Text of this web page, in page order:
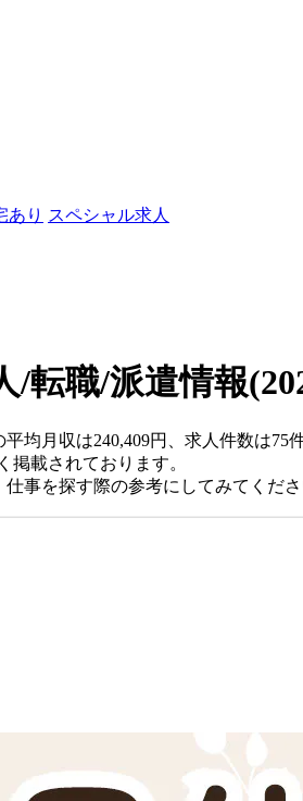
あり スペシャル求人
/転職/派遣情報
均月収は240,409円、求人件数は75
載されております。
事を探す際の参考にしてみてくださ